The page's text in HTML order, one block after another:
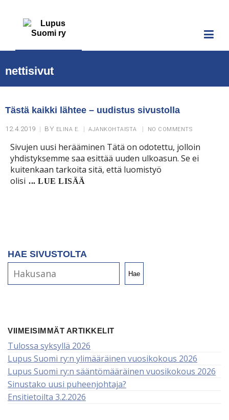
nettisivut
Tästä kaikki lähtee – uudistus sivustolla
12.4.2019 BY ELINA E. AJANKOHTAISTA NO COMMENTS
Sivujen uusi herääminen Tätä on odotettu, jolloin
yhdistyksemme saa esittää uuden ulkoasun. Se ei
kuitenkaan tarkoita sitä, että luomistyö
olisi
HAE SIVUSTOLTA
Hae
VIIMEISIMMÄT ARTIKKELIT
Tulossa syksyllä 2026
Lupus Suomi ry:n ylimääräinen vuosikokous 2026
Lupus Suomi ry:n sääntömääräinen vuosikokous 2026
Sinustako uusi puheenjohtaja?
Ensitietoilta 3.2.2026